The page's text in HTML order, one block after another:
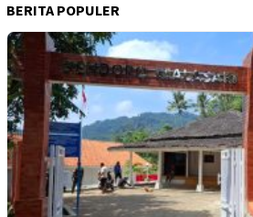
BERITA POPULER